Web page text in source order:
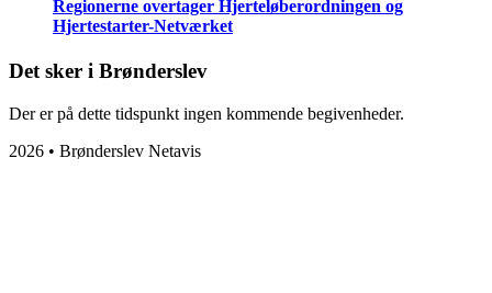
Regionerne overtager Hjerteløberordningen og
Hjertestarter-Netværket
Det sker i Brønderslev
Der er på dette tidspunkt ingen kommende begivenheder.
2026 • Brønderslev Netavis